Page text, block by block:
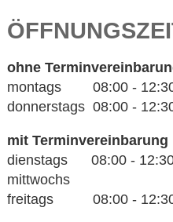
ohne
montags 08:00 - 12:30
donnerstags 08:00 -
mit Terminvereinbarung
dienstags 08:00 - 12:30
mittwochs
freitags 08:00 -